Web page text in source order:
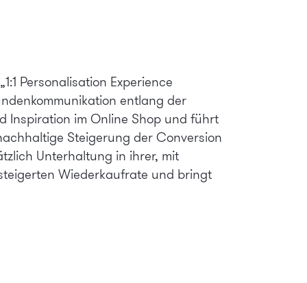
Personalisation Experience
entlang der
Inspiration im Online Shop und führt
Steigerung der Conversion
Unterhaltung in ihrer, mit
Wiederkaufrate und bringt